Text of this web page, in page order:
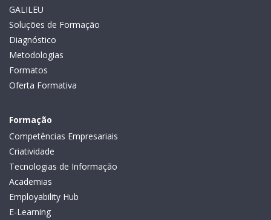
GALILEU
Soluções de Formação
Diagnóstico
Metodologias
Formatos
Oferta Formativa
Formação
Competências Empresariais
Criatividade
Tecnologias de Informação
Academias
Employability Hub
E-Learning